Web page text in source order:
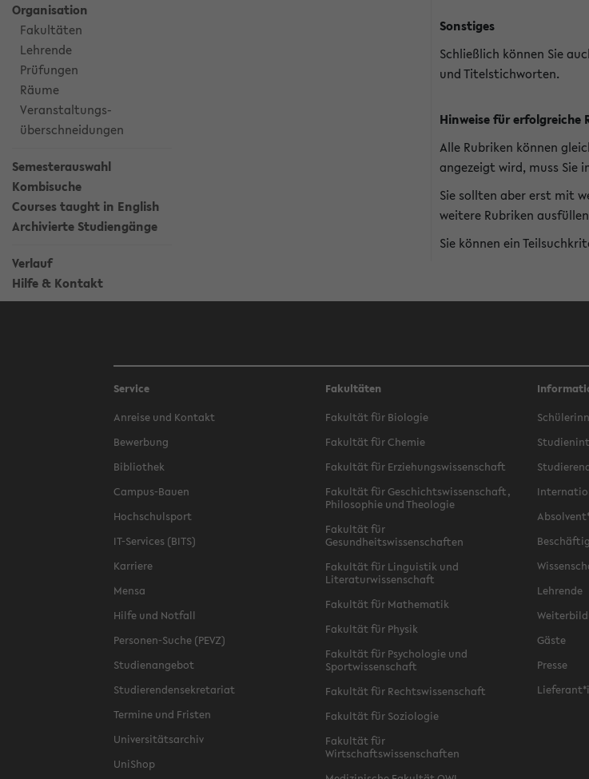
Organisation
Fakultäten
Lehrende
Prüfungen
Räume
Veranstaltungs-
überschneidungen
Semesterauswahl
Kombisuche
Courses taught in English
Archivierte Studiengänge
Verlauf
Hilfe & Kontakt
Sonstiges
Schließlich können Sie
und Titelstichworten.
Hinweise für erfolgreiche
Alle Rubriken können
angezeigt wird, muss Sie
Sie sollten aber erst mit
weitere Rubriken
Sie können ein
Service
Anreise und Kontakt
Bewerbung
Bibliothek
Campus-Bauen
Hochschulsport
IT-Services (BITS)
Karriere
Mensa
Hilfe und Notfall
Personen-Suche (PEVZ)
Studienangebot
Studierendensekretariat
Termine und Fristen
Universitätsarchiv
UniShop
Fakultäten
Fakultät für Biologie
Fakultät für Chemie
Fakultät für Erziehungswissenschaft
Fakultät für Geschichtswissenschaft,
Philosophie und Theologie
Fakultät für
Gesundheitswissenschaften
Fakultät für Linguistik und
Literaturwissenschaft
Fakultät für Mathematik
Fakultät für Physik
Fakultät für Psychologie und
Sportwissenschaft
Fakultät für Rechtswissenschaft
Fakultät für Soziologie
Fakultät für
Wirtschaftswissenschaften
Lehrende
Gäste
Presse